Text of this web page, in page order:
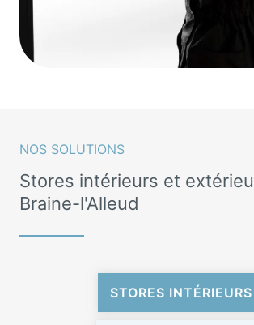
NOS SOLUTIONS
Stores intérieurs et
Braine-l'Alleud
STORES INTÉRIEURS